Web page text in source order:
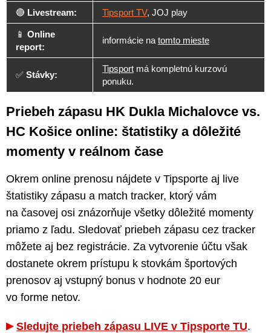
🔴 Livestream: Tipsport TV, JOJ play
📱 Online
report:
informácie na tomto mieste
✅ Stávky:
Tipsport má kompletnú kurzovú
ponuku.
Priebeh zápasu HK Dukla Michalovce vs.
HC Košice online: štatistiky a dôležité
momenty v reálnom čase
Okrem online prenosu nájdete v Tipsporte aj live
štatistiky zápasu a match tracker, ktorý vám
na časovej osi znázorňuje všetky dôležité momenty
priamo z ľadu. Sledovať priebeh zápasu cez tracker
môžete aj bez registrácie. Za vytvorenie účtu však
dostanete okrem prístupu k stovkám športových
prenosov aj vstupný bonus v hodnote 20 eur
vo forme netov.
Sledujte priebeh zápasu LIVE v Tipsporte TU.